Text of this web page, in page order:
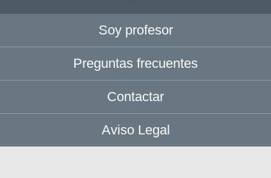
Soy profesor
Preguntas frecuentes
Contactar
Aviso Legal